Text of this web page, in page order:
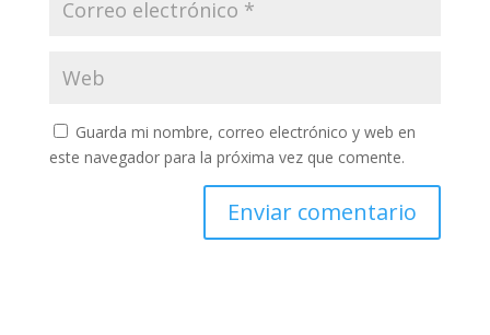
Guarda mi nombre, correo electrónico y web en
este navegador para la próxima vez que comente.